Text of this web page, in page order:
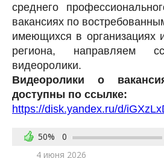
среднего
вакансиях по
имеющихся в организациях
региона, направляем
видеоролики.
Видеоролики о
доступны по ссылке:
https://disk.yandex.ru/d/
50% 0
4 июня 2026